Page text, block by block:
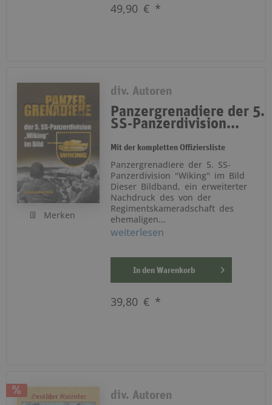
49,90 € *
Merken
div. Autoren
Panzergrenadiere der 5.
SS-Panzerdivision...
Mit der kompletten Offiziersliste
Panzergrenadiere der 5. SS-
Panzerdivision "Wiking" im Bild
Dieser Bildband, ein erweiterter
Nachdruck des von der
Regimentskameradschaft des
ehemaligen...
weiterlesen
In den Warenkorb
39,80 € *
div. Autoren